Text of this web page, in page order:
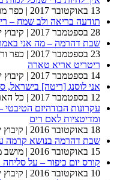
13 באוקטובר 2017
| כפר
תודעה בריאה ולב שמח –
28 בספטמבר 2017
| קיבוץ
שבת דהרמה – מה אני
23 בספטמבר 2017
| כפר
ריטריט אריא טארה
14 בספטמבר 2017
| קיבוץ
אני לוסנג [ריטה] בישראל,
12 בספטמבר 2017
| כל
עקרונות הבודהיזם
ומדיטציות לאם רים
18 באוקטובר 2016
| קיבוץ
שבת דהרמה בנושא קרמה עם
15 באוקטובר 2016
| מושב
קורס יום כיפור – על סליחה
10 באוקטובר 2016
| קיבוץ